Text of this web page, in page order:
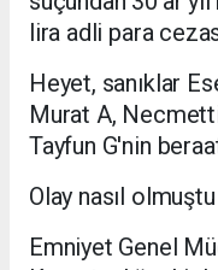
lira adli para
Heyet, sanıklar
Murat A,
Tayfun G'nin
Olay nasıl olmuştu
Emniyet Genel